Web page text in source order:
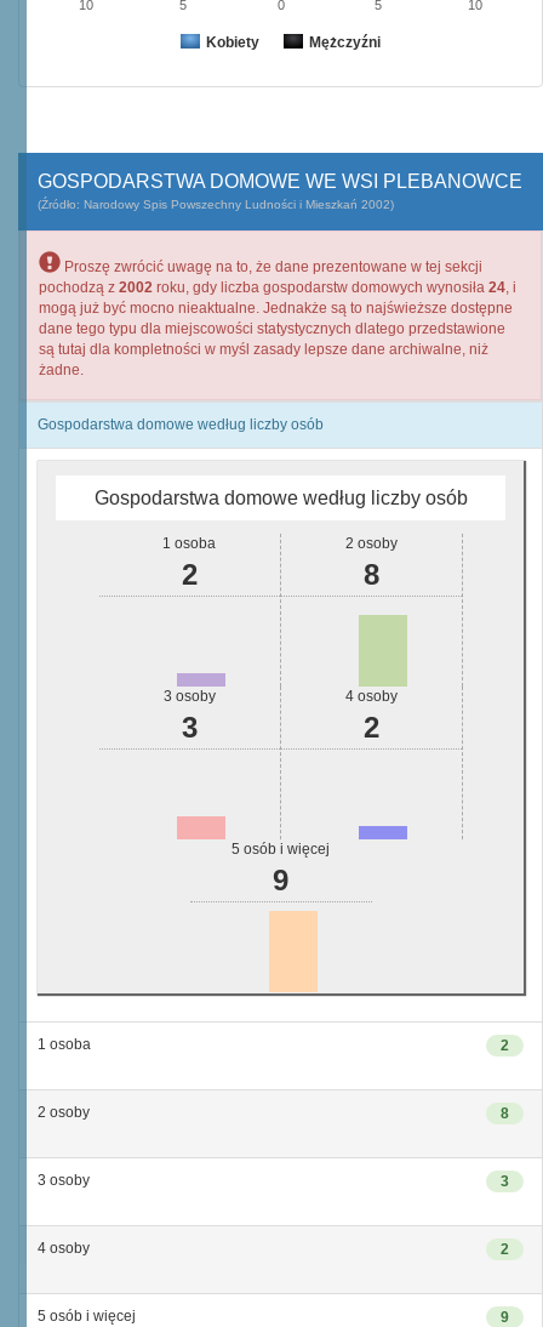
Kobiety Mężczyźni
10 0 10
5 5
GOSPODARSTWA DOMOWE WE WSI PLEBANOWCE
(Źródło: Narodowy Spis Powszechny Ludności i Mieszkań 2002)
Proszę zwrócić uwagę na to, że dane prezentowane w tej sekcji
pochodzą z 2002 roku, gdy liczba gospodarstw domowych wynosiła 24, i
mogą już być mocno nieaktualne. Jednakże są to najświeższe dostępne
dane tego typu dla miejscowości statystycznych dlatego przedstawione
są tutaj dla kompletności w myśl zasady lepsze dane archiwalne, niż
żadne.
Gospodarstwa domowe według liczby osób
Gospodarstwa domowe według liczby osób
1 osoba
2
2 osoby
8
3 osoby
3
4 osoby
2
5 osób i więcej
9
2
1 osoba
8
2 osoby
3
3 osoby
2
4 osoby
9
5 osób i więcej